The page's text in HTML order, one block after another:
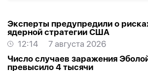
Эксперты предупредили о
ядерной стратегии США
12:14
7 августа 2026
Число случаев заражения
превысило 4 тысячи